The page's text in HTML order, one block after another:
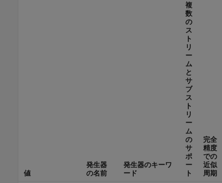
値
発生器
の名前
発生器のキーワ
ード
複
数
の
ス
ト
リ
ー
ム
と
サ
ブ
ス
ト
リ
ー
ム
の
サ
ポ
ー
ト
完全
精度
での
近似
周期